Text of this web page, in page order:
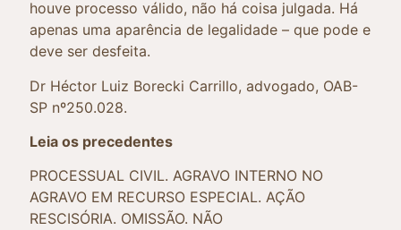
houve processo válido, não há coisa julgada. Há
apenas uma aparência de legalidade – que pode e
deve ser desfeita.
Dr Héctor Luiz Borecki Carrillo, advogado, OAB-
SP nº250.028.
Leia os precedentes
PROCESSUAL CIVIL. AGRAVO INTERNO NO
AGRAVO EM RECURSO ESPECIAL. AÇÃO
RESCISÓRIA. OMISSÃO. NÃO